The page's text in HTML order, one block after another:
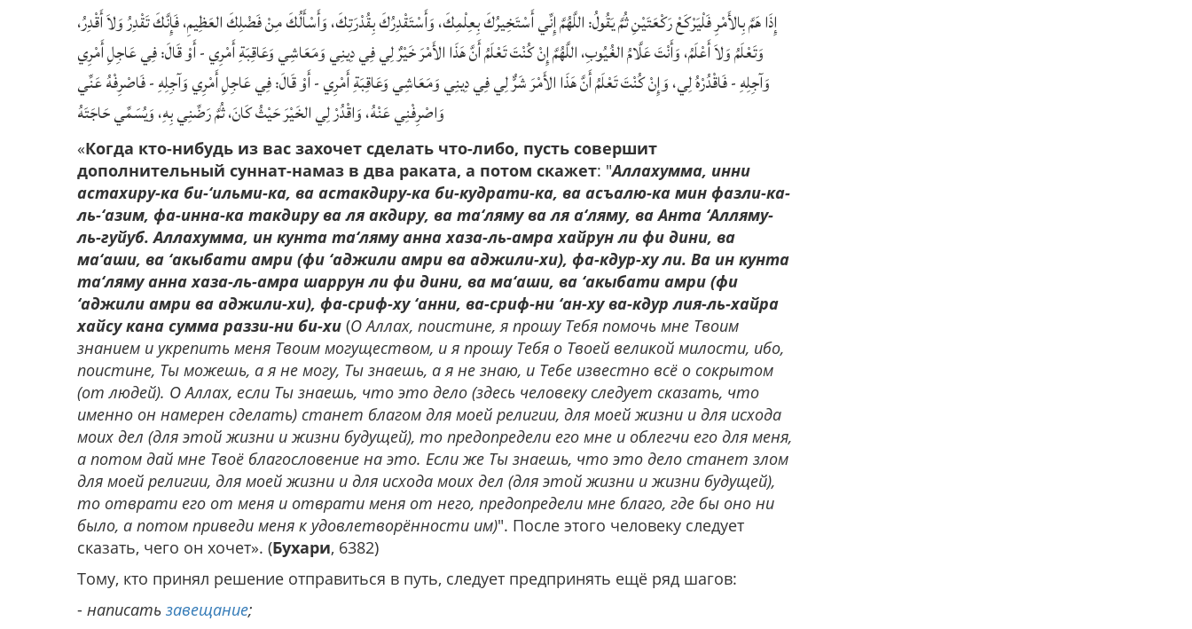
إِذَا هَمَّ بِالأَمْرِ فَلْيَرْكَعْ رَكْعَتَيْنِ ثُمَّ يَقُولُ: اللَّهُمَّ إِنِّي أَسْتَخِيرُكَ بِعِلْمِكَ، وَأَسْتَقْدِرُكَ بِقُدْرَتِكَ، وَأَسْأَلُكَ مِنْ فَضْلِكَ العَظِيمِ، فَإِنَّكَ تَقْدِرُ وَلاَ أَقْدِرُ،
وَتَعْلَمُ وَلاَ أَعْلَمُ، وَأَنْتَ عَلَّامُ الغُيُوبِ، اللَّهُمَّ إِنْ كُنْتَ تَعْلَمُ أَنَّ هَذَا الأَمْرَ خَيْرٌ لِي فِي دِينِي وَمَعَاشِي وَعَاقِبَةِ أَمْرِي - أَوْ قَالَ: فِي عَاجِلِ أَمْرِي
وَآجِلِهِ - فَاقْدُرْهُ لِي، وَإِنْ كُنْتَ تَعْلَمُ أَنَّ هَذَا الأَمْرَ شَرٌّ لِي فِي دِينِي وَمَعَاشِي وَعَاقِبَةِ أَمْرِي - أَوْ قَالَ: فِي عَاجِلِ أَمْرِي وَآجِلِهِ - فَاصْرِفْهُ عَنِّي
وَاصْرِفْنِي عَنْهُ، وَاقْدُرْ لِي الخَيْرَ حَيْثُ كَانَ، ثُمَّ رَضِّنِي بِهِ، وَيُسَمِّي حَاجَتَهُ
«Когда кто-нибудь из вас захочет сделать что-либо, пусть совершит
дополнительный суннат-намаз в два раката, а потом скажет: "Аллахумма, инни
астахиру-ка би-‘ильми-ка, ва астакдиру-ка би-кудрати-ка, ва асъалю-ка мин фазли-ка-
ль-‘азим, фа-инна-ка такдиру ва ля акдиру, ва та‘ляму ва ля а‘ляму, ва Анта ‘Алляму-
ль-гуйуб. Аллахумма, ин кунта та‘ляму анна хаза-ль-амра хайрун ли фи дини, ва
ма‘аши, ва ‘акыбати амри (фи ‘аджили амри ва аджили-хи), фа-кдур-ху ли. Ва ин кунта
та‘ляму анна хаза-ль-амра шаррун ли фи дини, ва ма‘аши, ва ‘акыбати амри (фи
‘аджили амри ва аджили-хи), фа-сриф-ху ‘анни, ва-сриф-ни ‘ан-ху ва-кдур лия-ль-хайра
хайсу кана сумма раззи-ни би-хи (О Аллах, поистине, я прошу Тебя помочь мне Твоим
знанием и укрепить меня Твоим могуществом, и я прошу Тебя о Твоей великой милости, ибо,
поистине, Ты можешь, а я не могу, Ты знаешь, а я не знаю, и Тебе известно всё о сокрытом
(от людей). О Аллах, если Ты знаешь, что это дело (здесь человеку следует сказать, что
именно он намерен сделать) станет благом для моей религии, для моей жизни и для исхода
моих дел (для этой жизни и жизни будущей), то предопредели его мне и облегчи его для меня,
а потом дай мне Твоё благословение на это. Если же Ты знаешь, что это дело станет злом
для моей религии, для моей жизни и для исхода моих дел (для этой жизни и жизни будущей),
то отврати его от меня и отврати меня от него, предопредели мне благо, где бы оно ни
было, а потом приведи меня к удовлетворённости им)". После этого человеку следует
сказать, чего он хочет». (Бухари, 6382)
Тому, кто принял решение отправиться в путь, следует предпринять ещё ряд шагов:
- написать завещание;